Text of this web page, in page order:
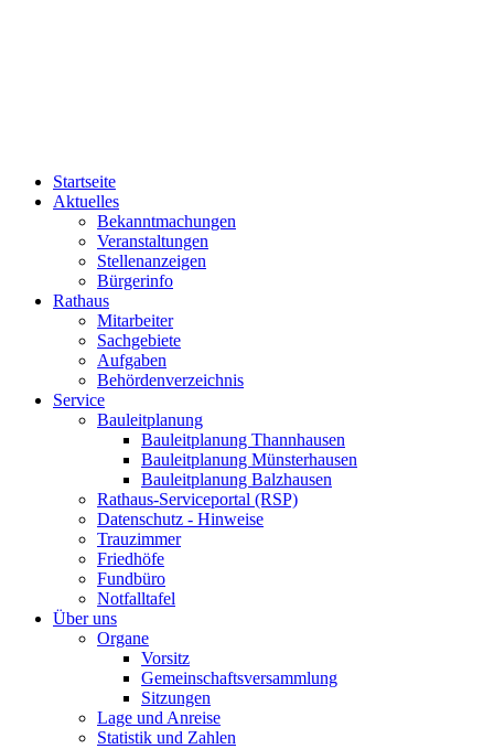
Startseite
Aktuelles
Bekanntmachungen
Veranstaltungen
Stellenanzeigen
Bürgerinfo
Rathaus
Mitarbeiter
Sachgebiete
Aufgaben
Behördenverzeichnis
Service
Bauleitplanung
Bauleitplanung Thannhausen
Bauleitplanung Münsterhausen
Bauleitplanung Balzhausen
Rathaus-Serviceportal (RSP)
Datenschutz - Hinweise
Trauzimmer
Friedhöfe
Fundbüro
Notfalltafel
Über uns
Organe
Vorsitz
Gemeinschaftsversammlung
Sitzungen
Lage und Anreise
Statistik und Zahlen